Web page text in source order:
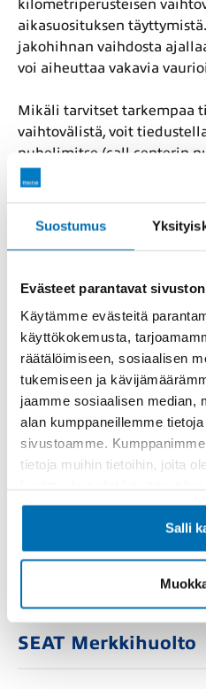
Suostumus
Evästeet parantavat
Käytämme evästeitä
käyttökokemusta,
räätälöimiseen, sosiaalisen
tukemiseen ja
jaamme sosiaalisen median,
alan kumppaneillemme
sivustoamme.
tietoja muihin tietoihin, joita
Salli
kilometriperusteisen
aikasuosituksen
jakohihnan vaihdosta
voi aiheuttaa vakavia
Mikäli tarvitset tarkempaa
vaihtovälistä, voit
puhelimitse (call centerin
yhteydenottopyynnön
Mikä on jakohihnan
Jakohihnan vaihdon hinta
täyshuoltoa, jossa jakopää
kokonaisvaltaisesti ja
kuluvien osien osalta. Tällä
mahdollisia ongelmia ja
pidemmällä aikavälillä.
Saat selville oman autosi
jakopään täyshuollon
SEAT-huollon
SEAT Merkkihuolto